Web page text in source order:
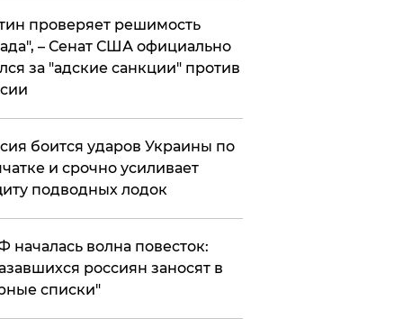
проверяет решимость
– Сенат США официально
за "адские санкции" против
боится ударов Украины по
и срочно усиливает
подводных лодок
началась волна повесток:
россиян заносят в
списки"